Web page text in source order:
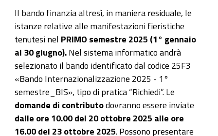
Il bando finanzia altresì, in maniera residuale, le
istanze relative alle manifestazioni fieristiche
tenutesi nel PRIMO semestre 2025 (1° gennaio
al 30 giugno). Nel sistema informatico andrà
selezionato il bando identificato dal codice 25F3
«Bando Internazionalizzazione 2025 - 1°
semestre_BIS», tipo di pratica “Richiedi”. Le
domande di contributo dovranno essere inviate
dalle ore 10.00 del 20 ottobre 2025 alle ore
16.00 del 23 ottobre 2025 . Possono presentare